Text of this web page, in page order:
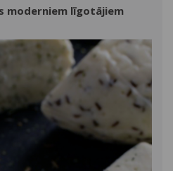
moderniem līgotājiem